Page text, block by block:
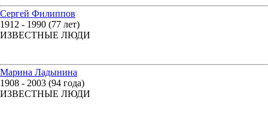
Сергей Филиппов
1912 - 1990 (77 лет)
ИЗВЕСТНЫЕ ЛЮДИ
Марина Ладынина
1908 - 2003 (94 года)
ИЗВЕСТНЫЕ ЛЮДИ